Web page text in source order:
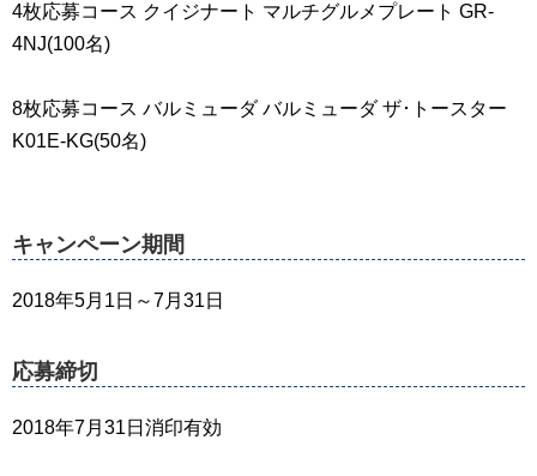
4枚応募コース クイジナート マルチグルメプレート GR-
4NJ(100名)
8枚応募コース バルミューダ バルミューダ ザ･トースター
K01E-KG(50名)
キャンペーン期間
2018年5月1日～7月31日
応募締切
2018年7月31日消印有効